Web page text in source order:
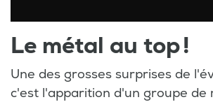
Le métal au top !
Une des grosses surprises de
c'est l'apparition d'un groupe de